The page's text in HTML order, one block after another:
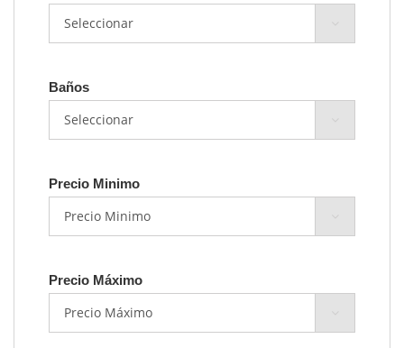
Baños
Precio Minimo
Precio Máximo